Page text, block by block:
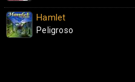
Hamlet
Peligroso